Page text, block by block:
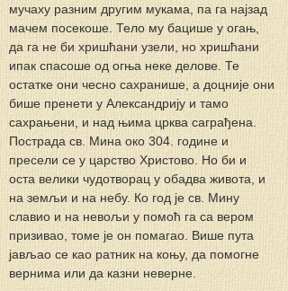
мучаху разним другим мукама, па га најзад
мачем посекоше. Тело му бацише у огањ,
да га не би хришћани узели, но хришћани
ипак спасоше од огња неке делове. Те
остатке они чесно сахранише, а доцније они
бише пренети у Александрију и тамо
сахрањени, и над њима црква саграђена.
Пострада св. Мина око 304. године и
пресели се у царство Христово. Но би и
оста велики чудотворац у обадва живота, и
на земљи и на небу. Ко год је св. Мину
славио и на невољи у помоћ га са вером
призивао, томе је он помагао. Више пута
јављао се као ратник на коњу, да помогне
вернима или да казни неверне.